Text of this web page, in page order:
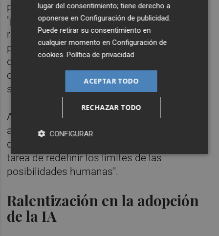
pueden suponer un "engaño" cuando
"presentándose como neutrales y objetivos,
reflejan y refuerzan estereotipos o
posiciones ideológicas de quienes los han
diseñado y programado". "No podemos
considerar la IA como moralmente neutra",
sentencia.
A su vez, avisa de que "confiarle a un
algoritmo el poder de seleccionar quién es
digno y quién no" significa "encomendarle la
tarea de redefinir los límites de las
posibilidades humanas".
Ralentización en la adopción
de la IA
lugar del consentimiento; tiene derecho a
oponerse enConfiguración de publicidad
Puede retirar su consentimiento en
cualquier momento enConfiguración de
cookies .Política de privacidad
ACEPTAR TODO
RECHAZAR TODO
CONFIGURAR